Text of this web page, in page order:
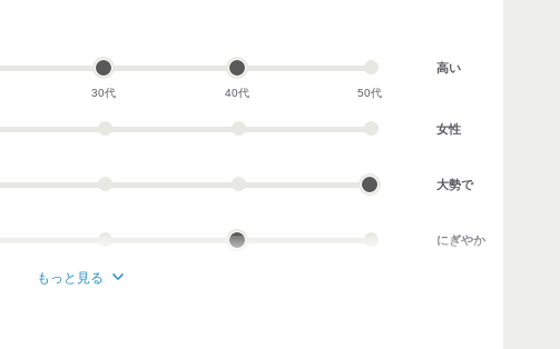
30代 40代 50代
高い
女性
大勢で
にぎやか
もっと見る